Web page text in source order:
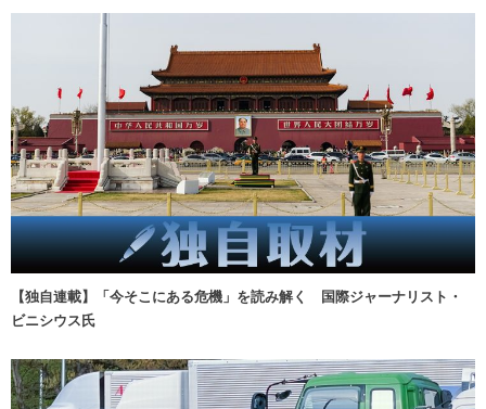
【独自連載】「今そこにある危機」を読み解く 国際ジャーナリスト・
ビニシウス氏